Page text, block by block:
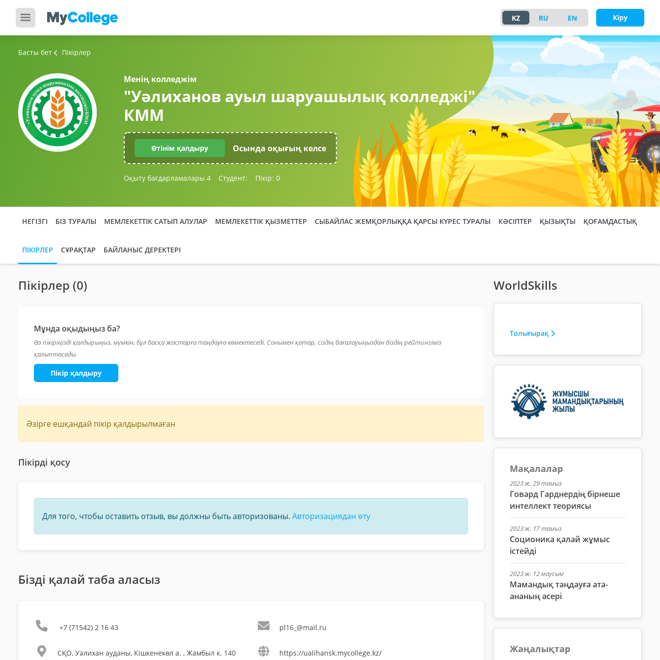
KZ RU EN Кіру
Басты бет Пікірлер
Менің колледжім
"Уәлиханов ауыл шаруашылық колледжі"
КММ
Өтінім қалдыру Осында оқығың келсе
Оқыту бағдарламалары 4 Студент: Пікір: 0
НЕГІЗГІ БІЗ ТУРАЛЫ МЕМЛЕКЕТТІК САТЫП АЛУЛАР МЕМЛЕКЕТТІК ҚЫЗМЕТТЕР СЫБАЙЛАС ЖЕМҚОРЛЫҚҚА ҚАРСЫ КҮРЕС ТУРАЛЫ КӘСІПТЕР ҚЫЗЫҚТЫ ҚОҒАМДАСТЫҚ
ПІКІРЛЕР СҰРАҚТАР БАЙЛАНЫС ДЕРЕКТЕРІ
Пікірлер (0)
Мұнда оқыдыңыз ба?
Өз пікіріңізді қалдырыңыз, мүмкін, бұл басқа жастарға таңдауға көмектеседі. Сонымен қатар, сіздің бағалауыңыздан біздің рейтингіміз
қалыптасады.
Пікір қалдыру
Әзірге ешқандай пікір қалдырылмаған
Пікірді қосу
Для того, чтобы оставить отзыв, вы должны быть авторизованы. Авторизациядан өту
Бізді қалай таба аласыз
+7 (71542) 2 16 43 pl16_@mail.ru
СҚО, Уәлихан ауданы, Кішкенекөл а. , Жамбыл к. 140 https://ualihansk.mycollege.kz/
WorldSkills
Толығырақ
Мақалалар
2023 ж. 29 тамыз
Говард Гарднердің бірнеше
интеллект теориясы
2023 ж. 17 тамыз
Соционика қалай жұмыс
істейді
2023 ж. 12 маусым
Мамандық таңдауға ата-
ананың әсері
Жаңалықтар